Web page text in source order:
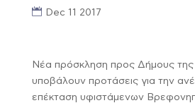
Dec 11 2017
Νέα πρόσκληση προς Δήμους της
υποβάλουν προτάσεις για την
επέκταση υφιστάμενων